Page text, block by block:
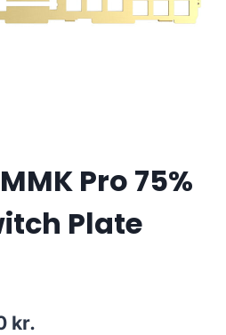
Pro 75%
Plate
kr.